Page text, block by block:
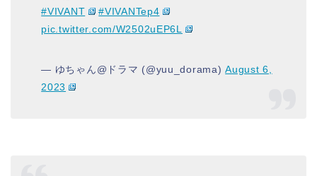
#VIVANT
#VIVANTep4
pic.twitter.com/W2502uEP6L
— ゆちゃん@ドラマ (@yuu_dorama)August 6,
2023